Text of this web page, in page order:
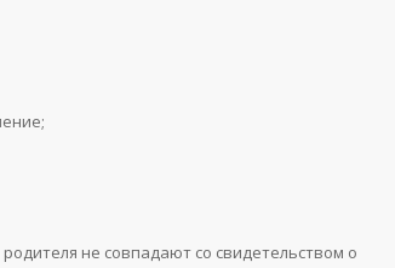
не совпадают со свидетельством о